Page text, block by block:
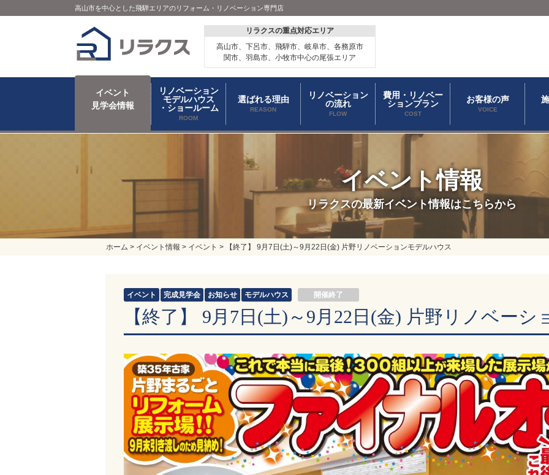
高山市を中心とした飛騨エリアのリフォーム・リノベーション専門店
リラクスの重点対応エリア
高山市、下呂市、飛騨市、岐阜市、各務原市
関市、羽島市、小牧市中心の尾張エリア
イベント
見学会情報
リノベーション
モデルハウス
・ショールーム
ROOM
選ばれる理由
REASON
リノベーション
の流れ
FLOW
費用・リノベー
ションプラン
COST
お客様の声
VOICE
イベント情報
リラクスの最新イベント情報はこちらから
ホーム > イベント情報 > イベント > 【終了】 9月7日(土)～9月22日(金) 片野リノベーションモデルハウス
イベント 完成見学会 お知らせ モデルハウス 開催終了
【終了】 9月7日(土)～9月22日(金) 片野リノベー